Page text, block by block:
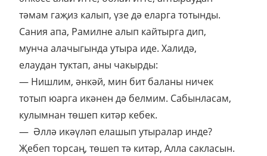
тәмам гаҗиз калып, үзе дә еларга тотынды.
Сания апа, Рамилне алып кайтырга дип,
мунча алачыгында утыра иде. Халидә,
елаудан туктап, аны чакырды:
— Нишлим, әнкәй, мин бит баланы ничек
тотып юарга икәнен дә белмим. Сабын­ласам,
кулымнан төшеп китәр кебек.
— Әллә икәүләп елашып утыралар инде?
Җебеп торсаң, төшеп тә китәр, Алла сакласын.